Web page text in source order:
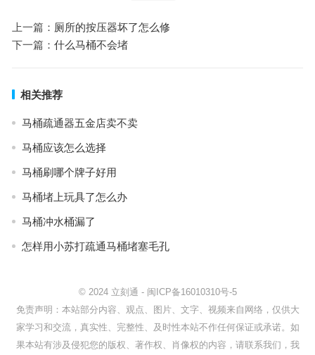
上一篇： 厕所的按压器坏了怎么修
下一篇： 什么马桶不会堵
相关推荐
马桶疏通器五金店卖不卖
马桶应该怎么选择
马桶刷哪个牌子好用
马桶堵上玩具了怎么办
马桶冲水桶漏了
怎样用小苏打疏通马桶堵塞毛孔
© 2024 立刻通 - 闽ICP备16010310号-5
免责声明：本站部分内容、观点、图片、文字、视频来自网络，仅供大
家学习和交流，真实性、完整性、及时性本站不作任何保证或承诺。如
果本站有涉及侵犯您的版权、著作权、肖像权的内容，请联系我们，我